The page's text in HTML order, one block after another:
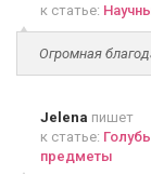
к статье:
Огромная
Jelena пишет
к статье:
предметы